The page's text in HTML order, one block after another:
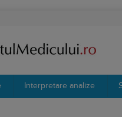
Interpretare analize